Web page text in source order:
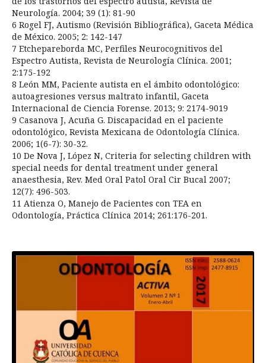
Neurología. 2004; 39 (1): 81-90
6 Rogel FJ, Autismo (Revisión Bibliográfica), Gaceta Médica
de México. 2005; 2: 142-147
7 Etchepareborda MC, Perfiles Neurocognitivos del
Espectro Autista, Revista de Neurología Clínica. 2001;
2:175-192
8 León MM, Paciente autista en el ámbito odontológico:
autoagresiones versus maltrato infantil, Gaceta
Internacional de Ciencia Forense. 2013; 9: 2174-9019
9 Casanova J, Acuña G. Discapacidad en el paciente
odontológico, Revista Mexicana de Odontología Clínica.
2006; 1(6-7): 30-32.
10 De Nova J, López N, Criteria for selecting children with
special needs for dental treatment under general
anaesthesia, Rev. Med Oral Patol Oral Cir Bucal 2007;
12(7): 496-503.
11 Atienza O, Manejo de Pacientes con TEA en
Odontología, Práctica Clínica 2014; 261:176-201.